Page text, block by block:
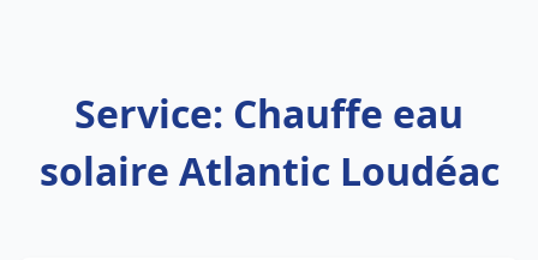
Service: Chauffe eau
solaire Atlantic Loudéac